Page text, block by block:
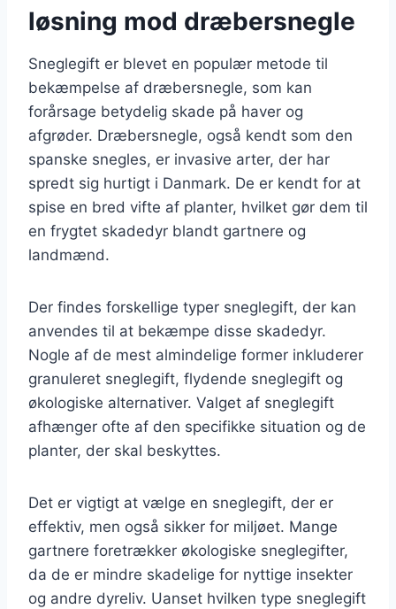
løsning mod dræbersnegle
Sneglegift er blevet en populær metode til
bekæmpelse af dræbersnegle, som kan
forårsage betydelig skade på haver og
afgrøder. Dræbersnegle, også kendt som den
spanske snegles, er invasive arter, der har
spredt sig hurtigt i Danmark. De er kendt for at
spise en bred vifte af planter, hvilket gør dem til
en frygtet skadedyr blandt gartnere og
landmænd.
Der findes forskellige typer sneglegift, der kan
anvendes til at bekæmpe disse skadedyr.
Nogle af de mest almindelige former inkluderer
granuleret sneglegift, flydende sneglegift og
økologiske alternativer. Valget af sneglegift
afhænger ofte af den specifikke situation og de
planter, der skal beskyttes.
Det er vigtigt at vælge en sneglegift, der er
effektiv, men også sikker for miljøet. Mange
gartnere foretrækker økologiske sneglegifter,
da de er mindre skadelige for nyttige insekter
og andre dyreliv. Uanset hvilken type sneglegift